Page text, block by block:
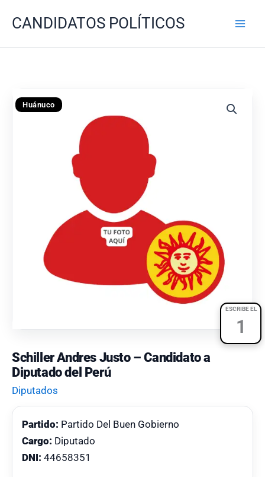
CANDIDATOS POLÍTICOS
ESCRIBE EL
1
Huánuco
Schiller Andres Justo – Candidato a
Diputado del Perú
Diputados
Partido: Partido Del Buen Gobierno
Cargo: Diputado
DNI: 44658351